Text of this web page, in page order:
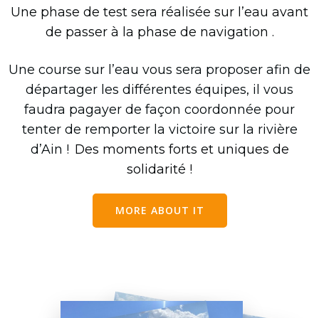
Une phase de test sera réalisée sur l’eau avant
de passer à la phase de navigation .
Une course sur l’eau vous sera proposer afin de
départager les différentes équipes, il vous
faudra pagayer de façon coordonnée pour
tenter de remporter la victoire sur la rivière
d’Ain ! Des moments forts et uniques de
solidarité !
MORE ABOUT IT